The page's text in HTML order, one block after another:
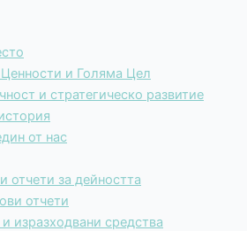
и Голяма Цел
и стратегическо развитие
от нас
отчети за дейността
отчети
изразходвани средства